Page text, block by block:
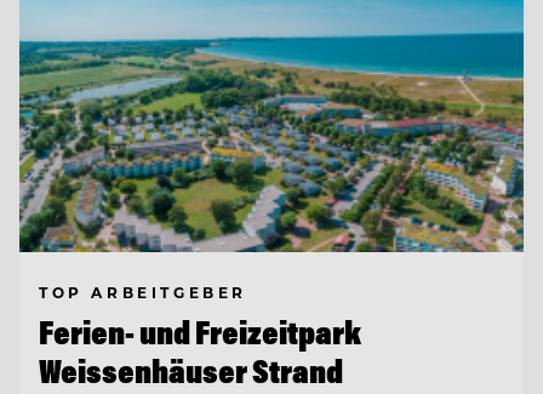
TOP ARBEITGEBER
Ferien- und Freizeitpark
Weissenhäuser Strand